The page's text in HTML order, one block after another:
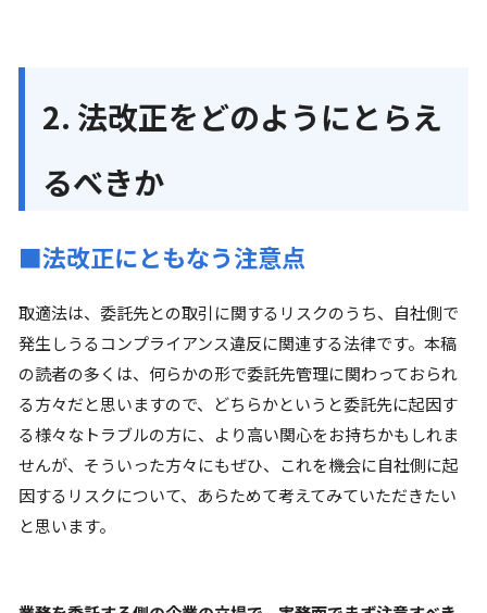
2. 法改正をどのようにとらえ
るべきか
■法改正にともなう注意点
取適法は、委託先との取引に関するリスクのうち、自社側で
発生しうるコンプライアンス違反に関連する法律です。本稿
の読者の多くは、何らかの形で委託先管理に関わっておられ
る方々だと思いますので、どちらかというと委託先に起因す
る様々なトラブルの方に、より高い関心をお持ちかもしれま
せんが、そういった方々にもぜひ、これを機会に自社側に起
因するリスクについて、あらためて考えてみていただきたい
と思います。